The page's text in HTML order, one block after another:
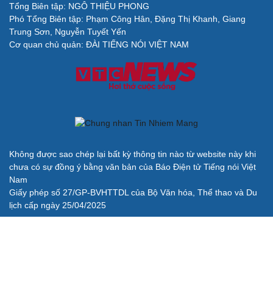
Cải chính
Tổng Biên tập: NGÔ THIỆU PHONG
Phó Tổng Biên tập: Phạm Công Hân, Đặng Thị Khanh, Giang
Trung Sơn, Nguyễn Tuyết Yến
Cơ quan chủ quản: ĐÀI TIẾNG NÓI VIỆT NAM
Không được sao chép lại bất kỳ thông tin nào từ website này khi
chưa có sự đồng ý bằng văn bản của Báo Điện tử Tiếng nói Việt
Nam
Giấy phép số 27/GP-BVHTTDL của Bộ Văn hóa, Thể thao và Du
lịch cấp ngày 25/04/2025